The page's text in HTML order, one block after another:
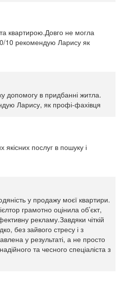
квартирою.Довго не могла
10 рекомендую Ларису як
допомогу в придбанні житла.
Ларису, як профі-фахівця
послуг в пошуку і
у продажу моєї квартири.
грамотно оцінила об’єкт,
рекламу.Завдяки чіткій
без зайвого стресу і з
у результаті, а не просто
та чесного спеціаліста з